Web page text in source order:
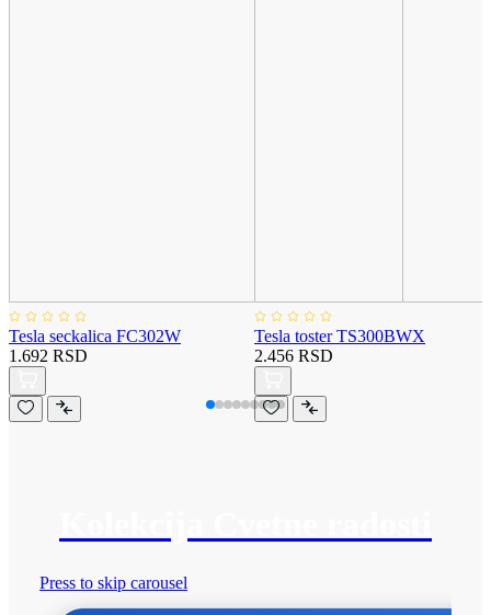
Tesla seckalica FC302W
1.692 RSD
Tesla toster TS300BWX
2.456 RSD
Press to skip carousel